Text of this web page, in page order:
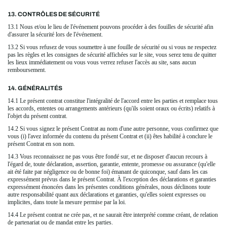
13. CONTRÔLES DE SÉCURITÉ
13.1 Nous et/ou le lieu de l'événement pouvons procéder à des fouilles de sécurité afin
d'assurer la sécurité lors de l'événement.
13.2 Si vous refusez de vous soumettre à une fouille de sécurité ou si vous ne respectez
pas les règles et les consignes de sécurité affichées sur le site, vous serez tenu de quitter
les lieux immédiatement ou vous vous verrez refuser l'accès au site, sans aucun
remboursement.
14. GÉNÉRALITÉS
14.1 Le présent contrat constitue l'intégralité de l'accord entre les parties et remplace tous
les accords, ententes ou arrangements antérieurs (qu'ils soient oraux ou écrits) relatifs à
l'objet du présent contrat.
14.2 Si vous signez le présent Contrat au nom d'une autre personne, vous confirmez que
vous (i) l'avez informée du contenu du présent Contrat et (ii) êtes habilité à conclure le
présent Contrat en son nom.
14.3 Vous reconnaissez ne pas vous être fondé sur, et ne disposer d'aucun recours à
l'égard de, toute déclaration, assertion, garantie, entente, promesse ou assurance (qu'elle
ait été faite par négligence ou de bonne foi) émanant de quiconque, sauf dans les cas
expressément prévus dans le présent Contrat. À l'exception des déclarations et garanties
expressément énoncées dans les présentes conditions générales, nous déclinons toute
autre responsabilité quant aux déclarations et garanties, qu'elles soient expresses ou
implicites, dans toute la mesure permise par la loi.
14.4 Le présent contrat ne crée pas, et ne saurait être interprété comme créant, de relation
de partenariat ou de mandat entre les parties.